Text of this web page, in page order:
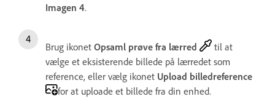
Imagen 4.
Brug ikonet Opsaml prøve fra lærred
til at
vælge et eksisterende billede på lærredet som
reference, eller vælg ikonet Upload billedreference
for at uploade et billede fra din enhed.